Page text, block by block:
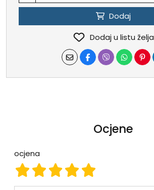
Dodaj
Dodaj u listu želja
Ocjene
ocjena
ocjena 5
ocjena 4
ocjena 3
ocjena 2
ocjena 1